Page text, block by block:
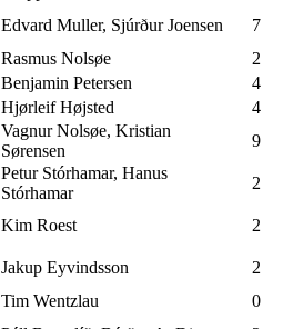
Edvard Muller, Sjúrður Joensen
7
Rasmus Nolsøe
2
Benjamin Petersen
4
Hjørleif Højsted
4
Vagnur Nolsøe, Kristian
Sørensen
9
Petur Stórhamar, Hanus
Stórhamar
2
Kim Roest 2
Jakup Eyvindsson
2
Tim Wentzlau
0